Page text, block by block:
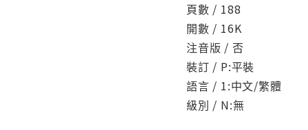
頁數 / 188
開數 / 16K
注音版 / 否
裝訂 / P:平裝
語言 / 1:中文/繁體
級別 / N:無